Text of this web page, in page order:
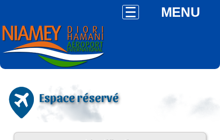
MENU
Espace réservé